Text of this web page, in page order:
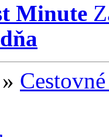
Minute
»